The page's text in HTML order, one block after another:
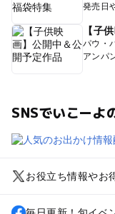
発売日
【子
パウ・
アンパ
SNSでいこーよ
お役立ち情報やお